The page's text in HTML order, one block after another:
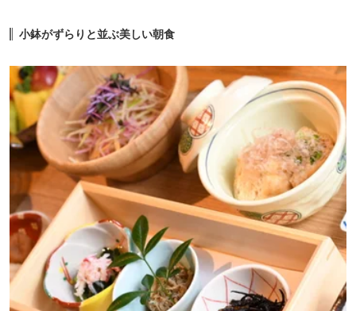
小鉢がずらりと並ぶ美しい朝食